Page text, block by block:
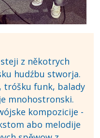
z někotrych
hudźbu stworja.
tróšku funk, balady
mnohostronski.
kompozicije -
abo melodije